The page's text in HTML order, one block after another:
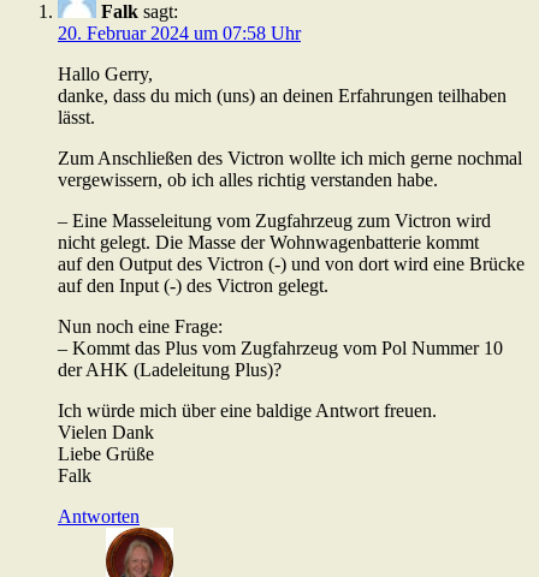
Falk sagt:
20. Februar 2024 um 07:58 Uhr
Hallo Gerry,
danke, dass du mich (uns) an deinen Erfahrungen teilhaben
lässt.
Zum Anschließen des Victron wollte ich mich gerne nochmal
vergewissern, ob ich alles richtig verstanden habe.
– Eine Masseleitung vom Zugfahrzeug zum Victron wird
nicht gelegt. Die Masse der Wohnwagenbatterie kommt
auf den Output des Victron (-) und von dort wird eine Brücke
auf den Input (-) des Victron gelegt.
Nun noch eine Frage:
– Kommt das Plus vom Zugfahrzeug vom Pol Nummer 10
der AHK (Ladeleitung Plus)?
Ich würde mich über eine baldige Antwort freuen.
Vielen Dank
Liebe Grüße
Falk
Antworten